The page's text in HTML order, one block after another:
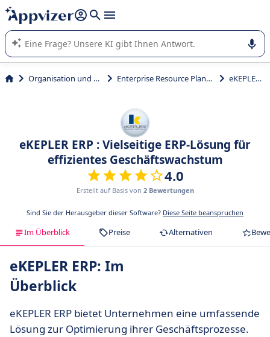
beantworten (mehrere Zeilen mit
Die KI von Appvizer führt Sie bei der Nutzung oder Auswahl
von SaaS-Software in Unternehmen.
Organisation und Planung Enterprise Resource Planning (ERP) eKEPLER ERP
eKEPLER ERP : Vielseitige ERP-Lösung für
effizientes Geschäftswachstum
4.0
Erstellt auf Basis von 2 Bewertungen
Sind Sie der Herausgeber dieser Software? Diese Seite beanspruchen
Im Überblick Preise Alternativen
eKEPLER ERP: Im
Überblick
eKEPLER ERP bietet Unternehmen eine umfassende
Lösung zur Optimierung ihrer Geschäftsprozesse.